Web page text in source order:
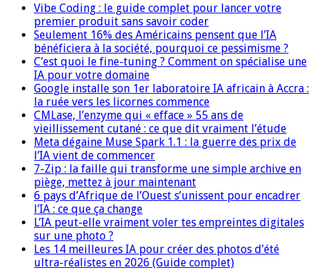
Vibe Coding : le guide complet pour lancer votre
premier produit sans savoir coder
Seulement 16% des Américains pensent que l’IA
bénéficiera à la société, pourquoi ce pessimisme ?
C’est quoi le fine-tuning ? Comment on spécialise une
IA pour votre domaine
Google installe son 1er laboratoire IA africain à Accra :
la ruée vers les licornes commence
CMLase, l’enzyme qui « efface » 55 ans de
vieillissement cutané : ce que dit vraiment l’étude
Meta dégaine Muse Spark 1.1 : la guerre des prix de
l’IA vient de commencer
7-Zip : la faille qui transforme une simple archive en
piège, mettez à jour maintenant
6 pays d’Afrique de l’Ouest s’unissent pour encadrer
l’IA : ce que ça change
L’IA peut-elle vraiment voler tes empreintes digitales
sur une photo ?
Les 14 meilleures IA pour créer des photos d’été
ultra-réalistes en 2026 (Guide complet)